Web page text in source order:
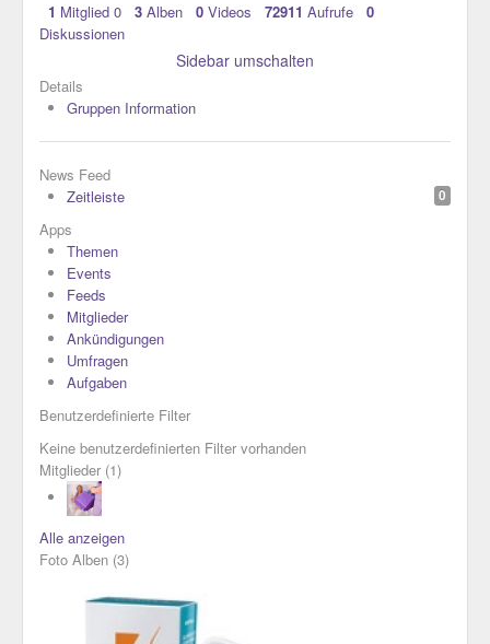
1 Mitglied 0 3 Alben 0 Videos 72911 Aufrufe
0
Diskussionen
Sidebar umschalten
Details
Gruppen Information
News Feed
Zeitleiste
0
Apps
Themen
Events
Feeds
Mitglieder
Ankündigungen
Umfragen
Aufgaben
Benutzerdefinierte Filter
Keine benutzerdefinierten Filter vorhanden
Mitglieder (1)
Alle anzeigen
Foto Alben (3)